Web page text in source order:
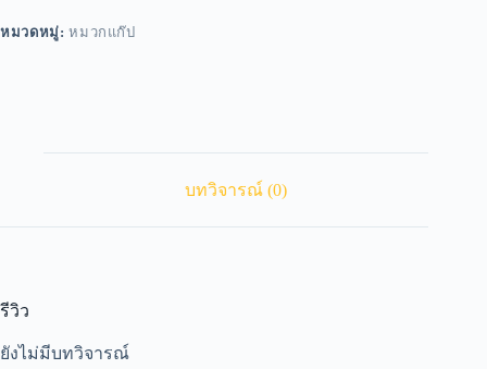
หมวดหมู่:หมวกแก๊ป
บทวิจารณ์ (0)
รีวิว
ยังไม่มีบทวิจารณ์